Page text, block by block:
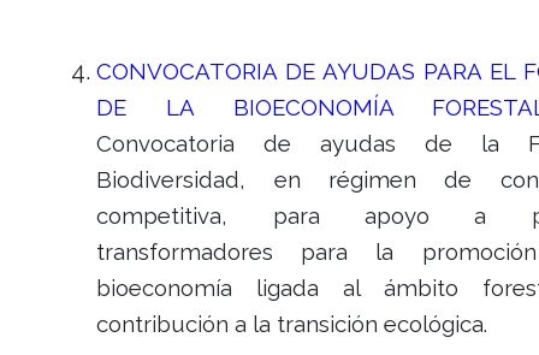
CONVOCATORIA DE AYUDAS PARA EL
DE LA BIOECONOMÍA
Convocatoria de ayudas de la
Biodiversidad, en régimen de
competitiva, para apoyo a
transformadores para la
bioeconomía ligada al ámbito
contribución a la transición ecológica.